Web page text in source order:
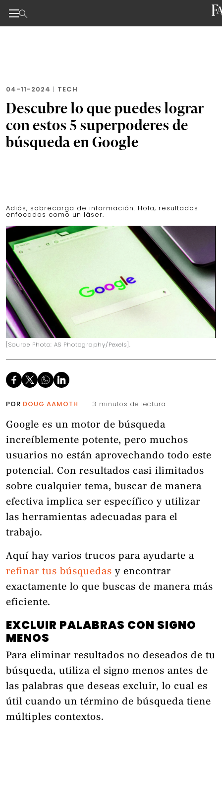
04-11-2024 | TECH
Descubre lo que puedes lograr
con estos 5 superpoderes de
búsqueda en Google
Adiós, sobrecarga de información. Hola, resultados
enfocados como un láser.
[Source Photo: AS Photography/Pexels].
POR DOUG AAMOTH 3 minutos de lectura
Google es un motor de búsqueda
increíblemente potente, pero muchos
usuarios no están aprovechando todo este
potencial. Con resultados casi ilimitados
sobre cualquier tema, buscar de manera
efectiva implica ser específico y utilizar
las herramientas adecuadas para el
trabajo.
Aquí hay varios trucos para ayudarte a
refinar tus búsquedas y encontrar
exactamente lo que buscas de manera más
eficiente.
EXCLUIR PALABRAS CON SIGNO
MENOS
Para eliminar resultados no deseados de tu
búsqueda, utiliza el signo menos antes de
las palabras que deseas excluir, lo cual es
útil cuando un término de búsqueda tiene
múltiples contextos.